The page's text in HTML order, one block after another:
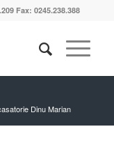
Fax: 0245.238.388
Dinu Marian